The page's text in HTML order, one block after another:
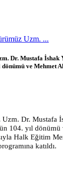
Uzm. ...
Dr. Mustafa
dönümü ve Mehmet
Uzm. Dr. Mustafa
104. yıl
Halk Eğitim
katıldı.